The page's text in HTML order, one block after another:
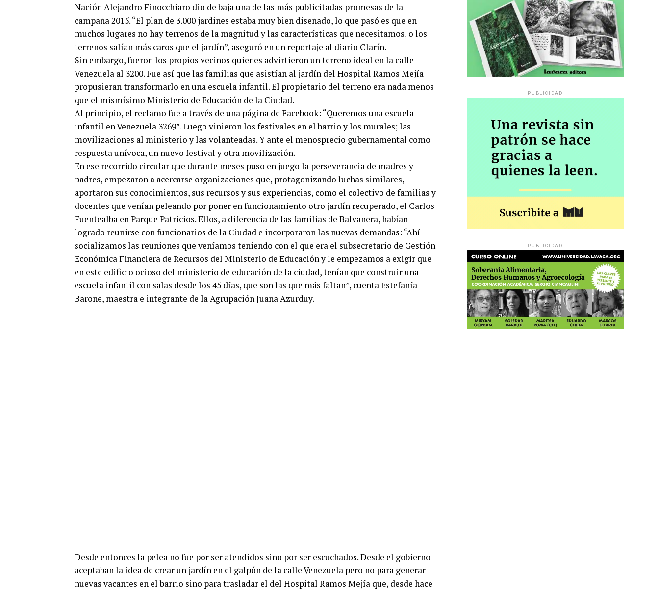
Nación Alejandro Finocchiaro dio de baja una de las más publicitadas promesas de la
campaña 2015. “El plan de 3.000 jardines estaba muy bien diseñado, lo que pasó es que en
muchos lugares no hay terrenos de la magnitud y las características que necesitamos, o los
terrenos salían más caros que el jardín”, aseguró en un reportaje al diario Clarín.
Sin embargo, fueron los propios vecinos quienes advirtieron un terreno ideal en la calle
Venezuela al 3200. Fue así que las familias que asistían al jardín del Hospital Ramos Mejía
propusieran transformarlo en una escuela infantil. El propietario del terreno era nada menos
que el mismísimo Ministerio de Educación de la Ciudad.
Al principio, el reclamo fue a través de una página de Facebook: “Queremos una escuela
infantil en Venezuela 3269”. Luego vinieron los festivales en el barrio y los murales; las
movilizaciones al ministerio y las volanteadas. Y ante el menosprecio gubernamental como
respuesta unívoca, un nuevo festival y otra movilización.
En ese recorrido circular que durante meses puso en juego la perseverancia de madres y
padres, empezaron a acercarse organizaciones que, protagonizando luchas similares,
aportaron sus conocimientos, sus recursos y sus experiencias, como el colectivo de familias y
docentes que venían peleando por poner en funcionamiento otro jardín recuperado, el Carlos
Fuentealba en Parque Patricios. Ellos, a diferencia de las familias de Balvanera, habían
logrado reunirse con funcionarios de la Ciudad e incorporaron las nuevas demandas: “Ahí
socializamos las reuniones que veníamos teniendo con el que era el subsecretario de Gestión
Económica Financiera de Recursos del Ministerio de Educación y le empezamos a exigir que
en este edificio ocioso del ministerio de educación de la ciudad, tenían que construir una
escuela infantil con salas desde los 45 días, que son las que más faltan”, cuenta Estefanía
Barone, maestra e integrante de la Agrupación Juana Azurduy.
Desde entonces la pelea no fue por ser atendidos sino por ser escuchados. Desde el gobierno
aceptaban la idea de crear un jardín en el galpón de la calle Venezuela pero no para generar
nuevas vacantes en el barrio sino para trasladar el del Hospital Ramos Mejía que, desde hace
PUBLICIDAD
PUBLICIDAD